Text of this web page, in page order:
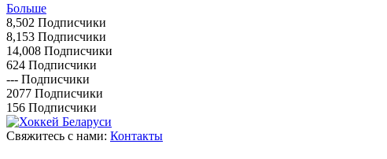
Больше
8,502 Подписчики
8,153 Подписчики
14,008 Подписчики
624 Подписчики
--- Подписчики
2077 Подписчики
156 Подписчики
Свяжитесь с нами: Контакты